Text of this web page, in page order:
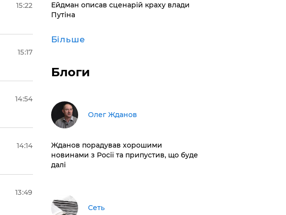
15:22
15:17
14:54
14:14
13:49
Ейдман описав сценарій краху влади
Путіна
Більше
Блоги
Олег Жданов
Жданов порадував хорошими
новинами з Росії та припустив, що буде
далі
Сеть